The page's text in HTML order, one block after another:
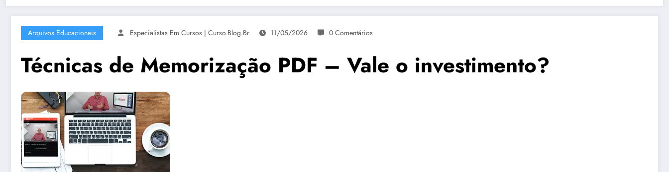
Arquivos Educacionais Especialistas Em Cursos | Curso.blog.br 11/05/2026 0 Comentários
Técnicas de Memorização PDF – Vale o investimento?